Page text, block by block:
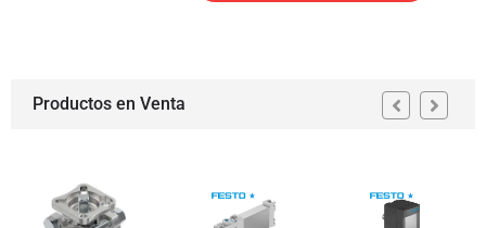
Productos en Venta